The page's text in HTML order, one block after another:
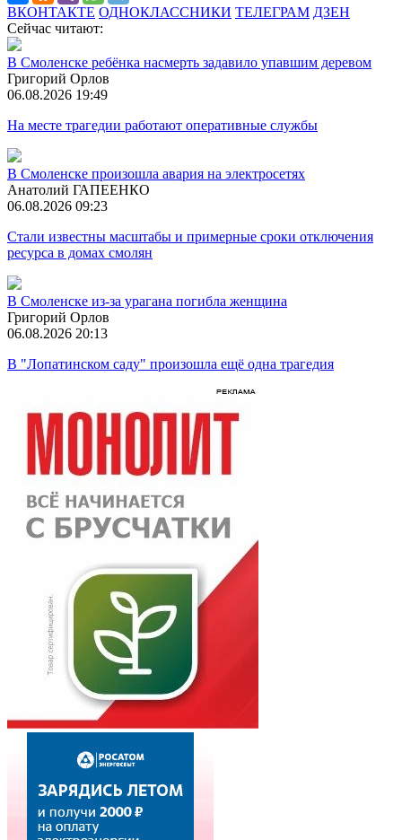
ВКОНТАКТЕ ОДНОКЛАССНИКИ ТЕЛЕГРАМ ДЗЕН
Сейчас читают:
В Смоленске ребёнка насмерть задавило упавшим деревом
Григорий Орлов
06.08.2026 19:49
На месте трагедии работают оперативные службы
В Смоленске произошла авария на электросетях
Анатолий ГАПЕЕНКО
06.08.2026 09:23
Стали известны масштабы и примерные сроки отключения
ресурса в домах смолян
В Смоленске из-за урагана погибла женщина
Григорий Орлов
06.08.2026 20:13
В "Лопатинском саду" произошла ещё одна трагедия